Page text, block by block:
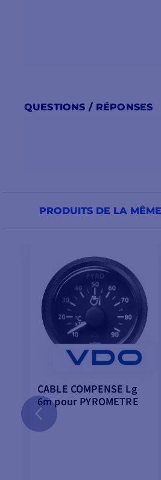
QUESTIONS / RÉPONSES
PRODUITS DE LA
CABLE COMPENSE Lg
6m pour PYROMETRE